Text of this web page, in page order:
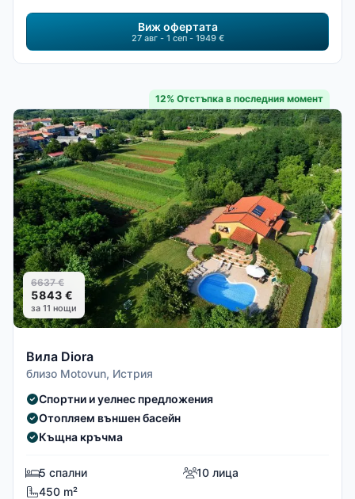
Виж офертата
27 авг - 1 сеп - 1949 €
12% Отстъпка в последния момент
6637 €
5843 €
за 11 нощи
Вила Diora
близо Motovun, Истрия
Спортни и уелнес предложения
Отопляем външен басейн
Къщна кръчма
5 спални
10 лица
450 m²